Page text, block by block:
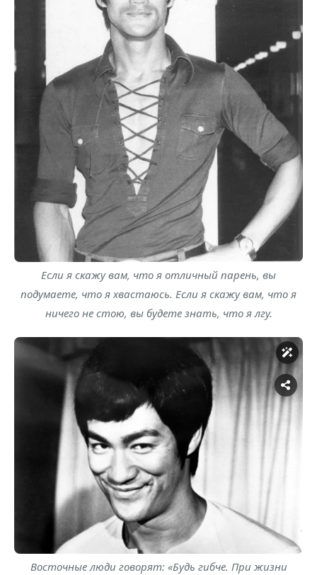
Если я скажу вам, что я отличный парень, вы
подумаете, что я хвастаюсь. Если я скажу вам, что я
ничего не стою, вы будете знать, что я лгу.
Восточные люди говорят: «Будь гибче. При жизни